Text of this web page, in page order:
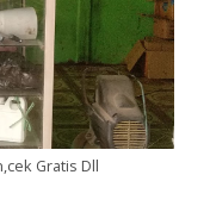
Gratis Dll